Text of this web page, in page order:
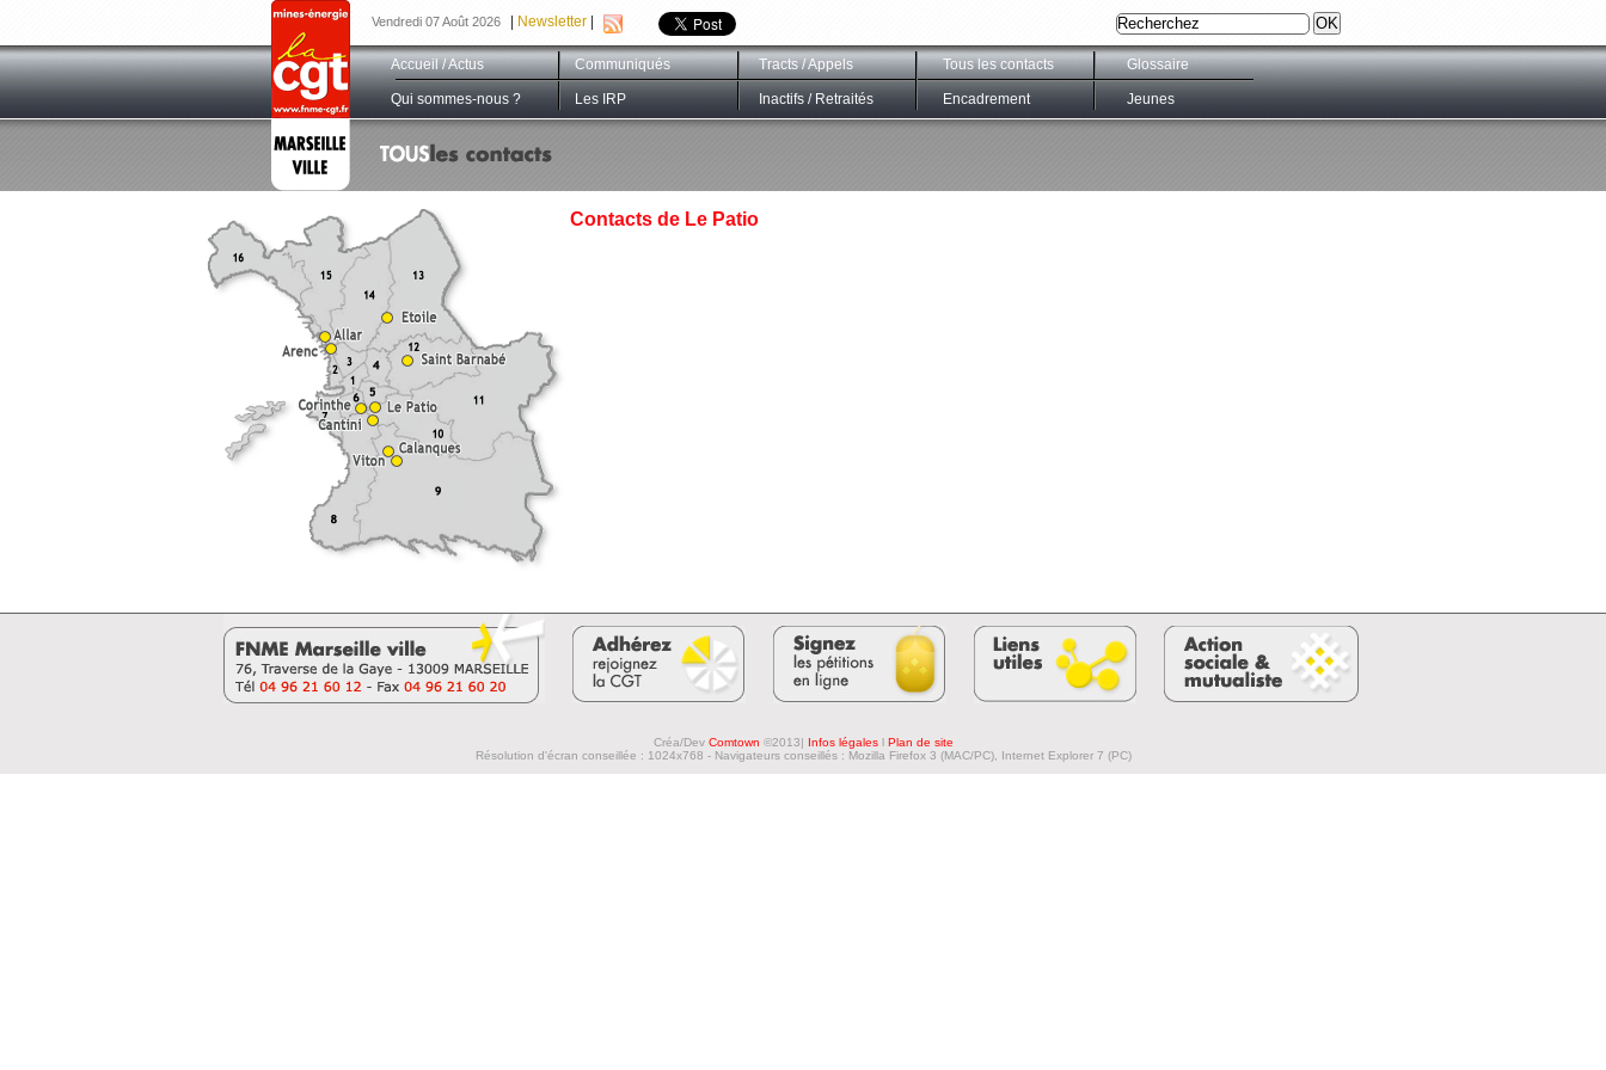
Vendredi 07 Août 2026 Newsletter
Accueil / Actus Communiqués Tracts / Appels Tous les contacts Glossaire
Qui sommes-nous ? Les IRP Inactifs / Retraités Encadrement Jeunes
Contacts de Le Patio
Créa/Dev Comtown ©2013| Infos légalesl Plan de site
Résolution d'écran conseillée : 1024x768 - Navigateurs conseillés : Mozilla Firefox 3 (MAC/PC), Internet Explorer 7 (PC)